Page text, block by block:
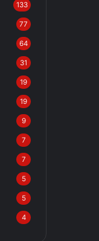
133
77
64
31
19
19
9
7
7
5
5
4